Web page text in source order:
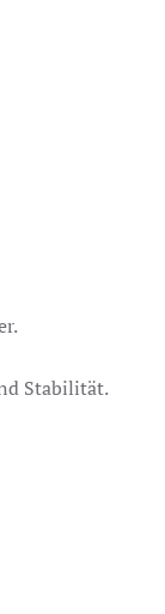
Stabilität.